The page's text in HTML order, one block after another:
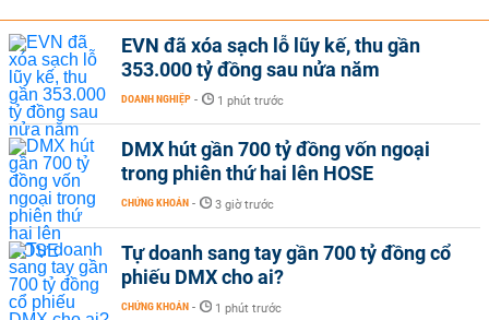
EVN đã xóa sạch lỗ lũy kế, thu gần
353.000 tỷ đồng sau nửa năm
DOANH NGHIỆP - 1 phút trước
DMX hút gần 700 tỷ đồng vốn ngoại
trong phiên thứ hai lên HOSE
CHỨNG KHOÁN - 3 giờ trước
Tự doanh sang tay gần 700 tỷ đồng cổ
phiếu DMX cho ai?
CHỨNG KHOÁN - 1 phút trước